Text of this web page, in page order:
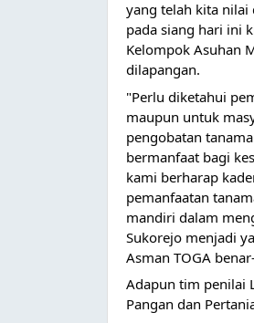
yang telah kita nilai
pada siang hari ini
Kelompok Asuhan
dilapangan.
"Perlu diketahui
maupun untuk
pengobatan
bermanfaat bagi
kami berharap
pemanfaatan
mandiri dalam
Sukorejo menjadi
Asman TOGA
Adapun tim penilai
Pangan dan